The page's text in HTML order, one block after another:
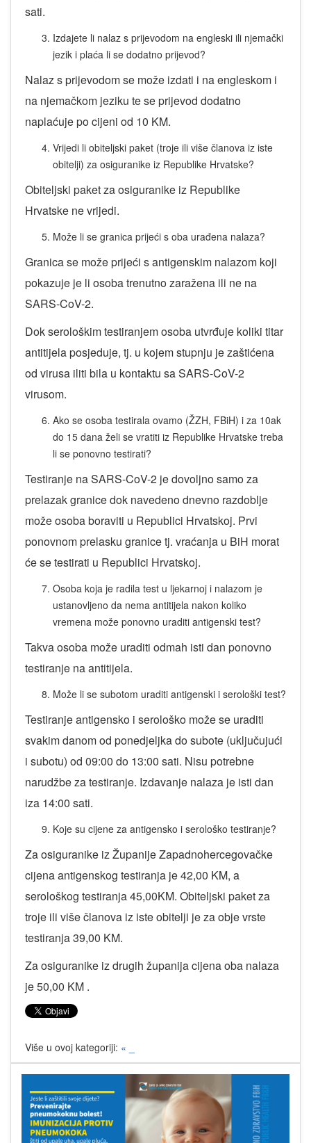
sati.
Izdajete li nalaz s prijevodom na engleski ili njemački
jezik i plaća li se dodatno prijevod?
Nalaz s prijevodom se može izdati i na engleskom i
na njemačkom jeziku te se prijevod dodatno
naplaćuje po cijeni od 10 KM.
Vrijedi li obiteljski paket (troje ili više članova iz iste
obitelji) za osiguranike iz Republike Hrvatske?
Obiteljski paket za osiguranike iz Republike
Hrvatske ne vrijedi.
Može li se granica prijeći s oba urađena nalaza?
Granica se može prijeći s antigenskim nalazom koji
pokazuje je li osoba trenutno zaražena ili ne na
SARS-CoV-2.
Dok serološkim testiranjem osoba utvrđuje koliki titar
antitijela posjeduje, tj. u kojem stupnju je zaštićena
od virusa iliti bila u kontaktu sa SARS-CoV-2
virusom.
Ako se osoba testirala ovamo (ŽZH, FBiH) i za 10ak
do 15 dana želi se vratiti iz Republike Hrvatske treba
li se ponovno testirati?
Testiranje na SARS-CoV-2 je dovoljno samo za
prelazak granice dok navedeno dnevno razdoblje
može osoba boraviti u Republici Hrvatskoj. Prvi
ponovnom prelasku granice tj. vraćanja u BiH morat
će se testirati u Republici Hrvatskoj.
Osoba koja je radila test u ljekarnoj i nalazom je
ustanovljeno da nema antitijela nakon koliko
vremena može ponovno uraditi antigenski test?
Takva osoba može uraditi odmah isti dan ponovno
testiranje na antitijela.
Može li se subotom uraditi antigenski i serološki test?
Testiranje antigensko i serološko može se uraditi
svakim danom od ponedjeljka do subote (uključujući
i subotu) od 09:00 do 13:00 sati. Nisu potrebne
narudžbe za testiranje. Izdavanje nalaza je isti dan
iza 14:00 sati.
Koje su cijene za antigensko i serološko testiranje?
Za osiguranike iz Županije Zapadnohercegovačke
cijena antigenskog testiranja je 42,00 KM, a
serološkog testiranja 45,00KM. Obiteljski paket za
troje ili više članova iz iste obitelji je za obje vrste
testiranja 39,00 KM.
Za osiguranike iz drugih županija cijena oba nalaza
je 50,00 KM .
Više u ovoj kategoriji: « _